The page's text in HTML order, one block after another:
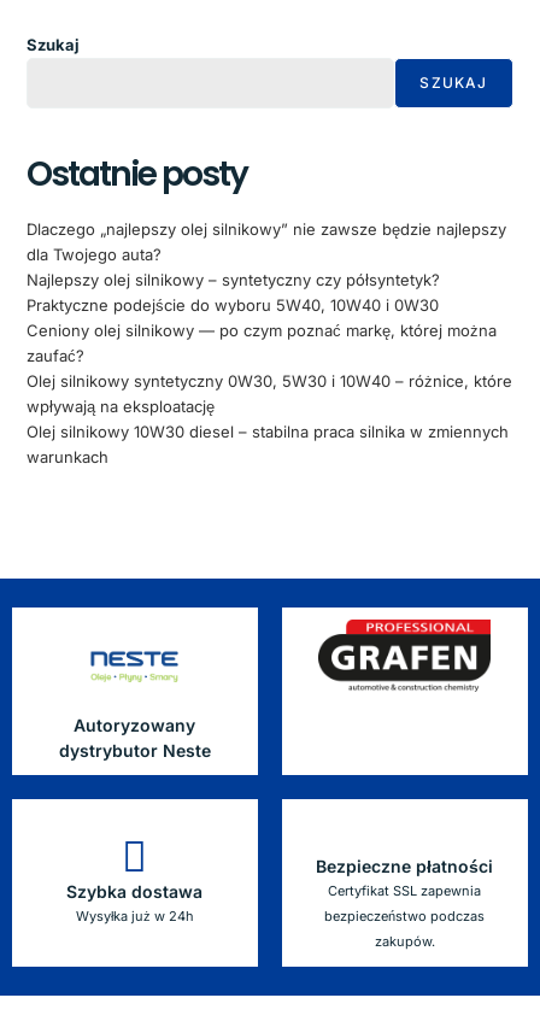
Szukaj
SZUKAJ
Ostatnie posty
Dlaczego „najlepszy olej silnikowy” nie zawsze będzie najlepszy
dla Twojego auta?
Najlepszy olej silnikowy – syntetyczny czy półsyntetyk?
Praktyczne podejście do wyboru 5W40, 10W40 i 0W30
Ceniony olej silnikowy — po czym poznać markę, której można
zaufać?
Olej silnikowy syntetyczny 0W30, 5W30 i 10W40 – różnice, które
wpływają na eksploatację
Olej silnikowy 10W30 diesel – stabilna praca silnika w zmiennych
warunkach
Autoryzowany
dystrybutor Neste
Szybka dostawa
Wysyłka już w 24h
Bezpieczne płatności
Certyfikat SSL zapewnia
bezpieczeństwo podczas
zakupów.